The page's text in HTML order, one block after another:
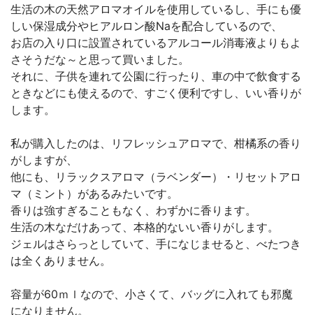
生活の木の天然アロマオイルを使用しているし、手にも優
しい保湿成分やヒアルロン酸Naを配合しているので、
お店の入り口に設置されているアルコール消毒液よりもよ
さそうだな～と思って買いました。
それに、子供を連れて公園に行ったり、車の中で飲食する
ときなどにも使えるので、すごく便利ですし、いい香りが
します。
私が購入したのは、リフレッシュアロマで、柑橘系の香り
がしますが、
他にも、リラックスアロマ（ラベンダー）・リセットアロ
マ（ミント）があるみたいです。
香りは強すぎることもなく、わずかに香ります。
生活の木なだけあって、本格的ないい香りがします。
ジェルはさらっとしていて、手になじませると、べたつき
は全くありません。
容量が60ｍｌなので、小さくて、バッグに入れても邪魔
になりません。